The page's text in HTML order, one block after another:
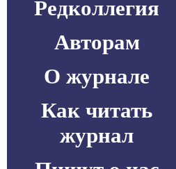
Редколлегия
Авторам
О журнале
Как читать
журнал